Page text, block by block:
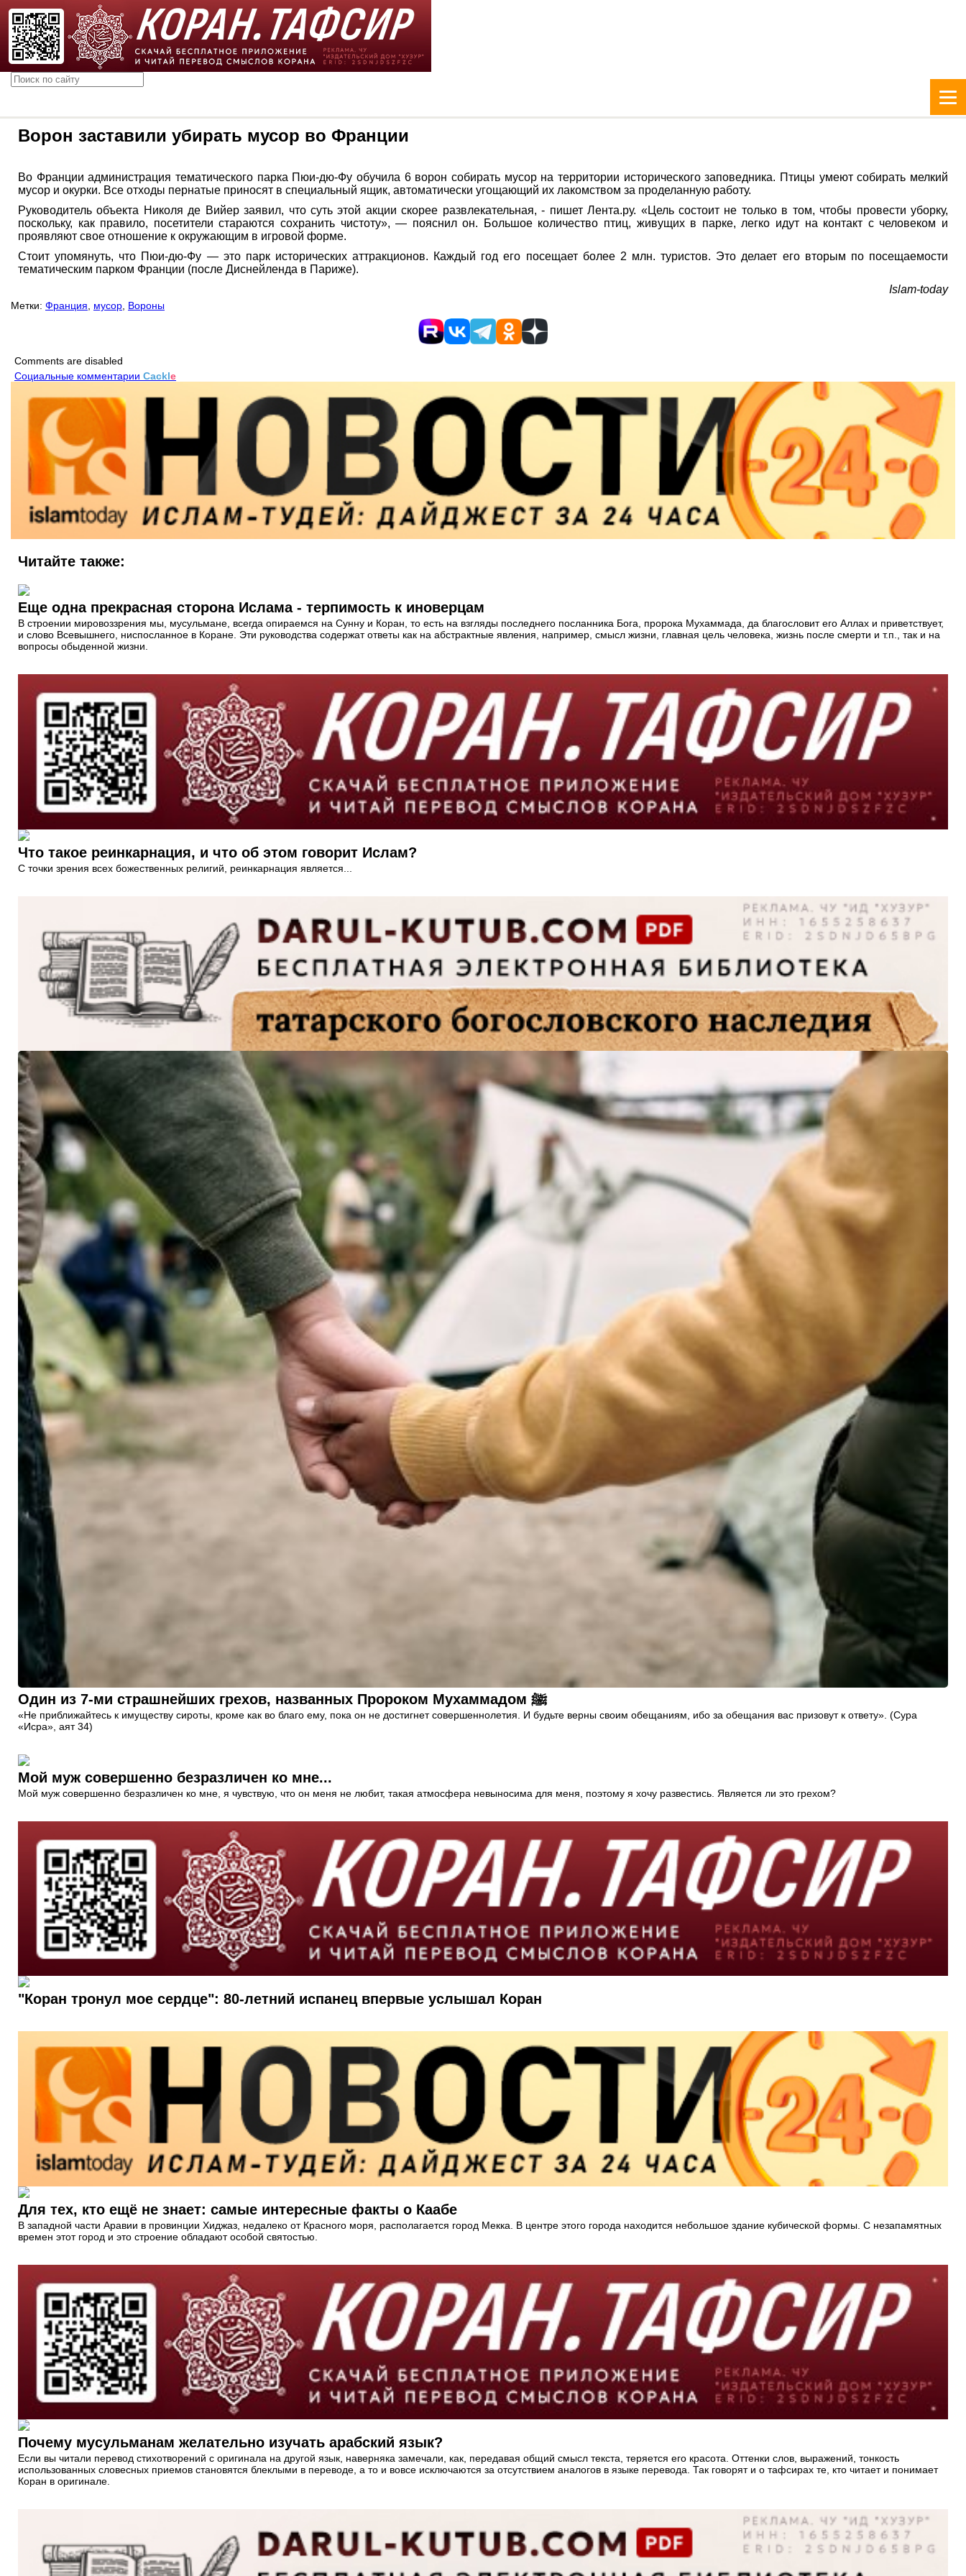
Ворон заставили убирать мусор во Франции
Во Франции администрация тематического парка Пюи-дю-Фу обучила 6 ворон собирать мусор на территории исторического заповедника. Птицы умеют собирать мелкий
мусор и окурки. Все отходы пернатые приносят в специальный ящик, автоматически угощающий их лакомством за проделанную работу.
Руководитель объекта Николя де Вийер заявил, что суть этой акции скорее развлекательная, - пишет Лента.ру. «Цель состоит не только в том, чтобы провести уборку,
поскольку, как правило, посетители стараются сохранить чистоту», — пояснил он. Большое количество птиц, живущих в парке, легко идут на контакт с человеком и
проявляют свое отношение к окружающим в игровой форме.
Стоит упомянуть, что Пюи-дю-Фу — это парк исторических аттракционов. Каждый год его посещает более 2 млн. туристов. Это делает его вторым по посещаемости
тематическим парком Франции (после Диснейленда в Париже).
Islam-today
Метки: Франция мусор Вороны
Comments are disabled
Социальные комментарии Cackle
Читайте также:
Еще одна прекрасная сторона Ислама - терпимость к иноверцам
В строении мировоззрения мы, мусульмане, всегда опираемся на Сунну и Коран, то есть на взгляды последнего посланника Бога, пророка Мухаммада, да благословит его Аллах и приветствует,
и слово Всевышнего, ниспосланное в Коране. Эти руководства содержат ответы как на абстрактные явления, например, смысл жизни, главная цель человека, жизнь после смерти и т.п., так и на
вопросы обыденной жизни.
Что такое реинкарнация, и что об этом говорит Ислам?
С точки зрения всех божественных религий, реинкарнация является...
Один из 7-ми страшнейших грехов, названных Пророком Мухаммадом ﷺ
«Не приближайтесь к имуществу сироты, кроме как во благо ему, пока он не достигнет совершеннолетия. И будьте верны своим обещаниям, ибо за обещания вас призовут к ответу». (Сура
«Исра», аят 34)
Мой муж совершенно безразличен ко мне...
Мой муж совершенно безразличен ко мне, я чувствую, что он меня не любит, такая атмосфера невыносима для меня, поэтому я хочу развестись. Является ли это грехом?
"Коран тронул мое сердце": 80-летний испанец впервые услышал Коран
Для тех, кто ещё не знает: самые интересные факты о Каабе
В западной части Аравии в провинции Хиджаз, недалеко от Красного моря, располагается город Мекка. В центре этого города находится небольшое здание кубической формы. С незапамятных
времен этот город и это строение обладают особой святостью.
Почему мусульманам желательно изучать арабский язык?
Если вы читали перевод стихотворений с оригинала на другой язык, наверняка замечали, как, передавая общий смысл текста, теряется его красота. Оттенки слов, выражений, тонкость
использованных словесных приемов становятся блеклыми в переводе, а то и вовсе исключаются за отсутствием аналогов в языке перевода. Так говорят и о тафсирах те, кто читает и понимает
Коран в оригинале.